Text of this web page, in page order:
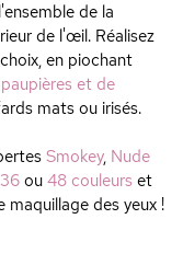
de la
de l'œil. Réalisez
en piochant
et de
mats ou irisés.
Smokey, Nude
36 ou 48 couleurs et
maquillage des yeux !